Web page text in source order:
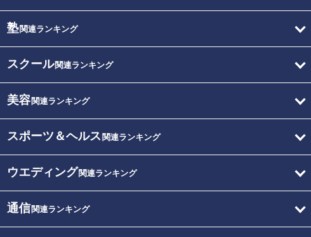
塾関連ランキング
スクール関連ランキング
美容関連ランキング
スポーツ＆ヘルス 関連ランキング
ウエディング関連ランキング
通信関連ランキング